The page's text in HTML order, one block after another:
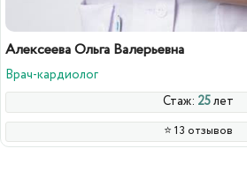
Алексеева Ольга Валерьевна
Врач-кардиолог
Стаж: 25лет
⭐️ 13 отзывов